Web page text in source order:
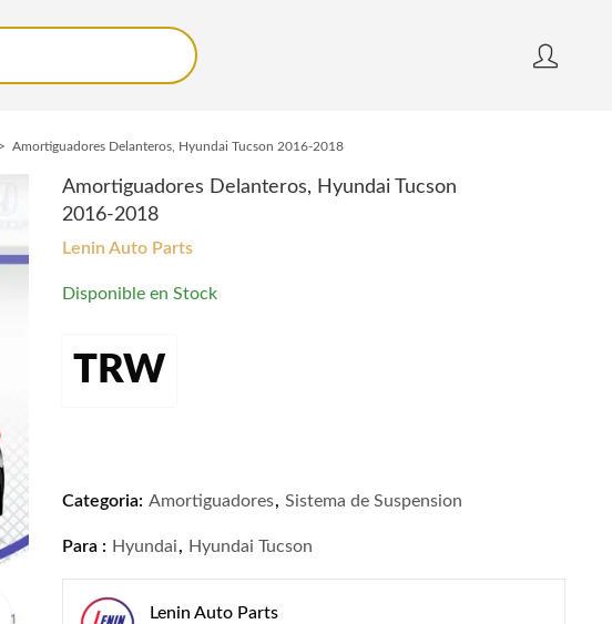
Amortiguadores Delanteros, Hyundai Tucson 2016-2018
Amortiguadores Delanteros, Hyundai Tucson
2016-2018
Lenin Auto Parts
Disponible en Stock
TRW
Categoria: Amortiguadores, Sistema de Suspension
Para : Hyundai, Hyundai Tucson
Lenin Auto Parts